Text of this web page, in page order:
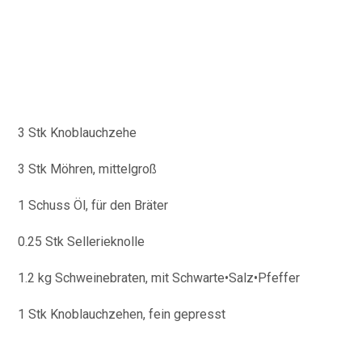
3 Stk Knoblauchzehe
3 Stk Möhren, mittelgroß
1 Schuss Öl, für den Bräter
0.25 Stk Sellerieknolle
1.2 kg Schweinebraten, mit Schwarte•Salz•Pfeffer
1 Stk Knoblauchzehen, fein gepresst